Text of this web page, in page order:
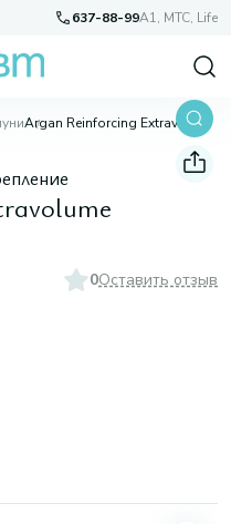
637-88-99A1, МТС, Life
Argan Reinforcing Extravolume Shampoo, 250 мл
0Оставить отзыв